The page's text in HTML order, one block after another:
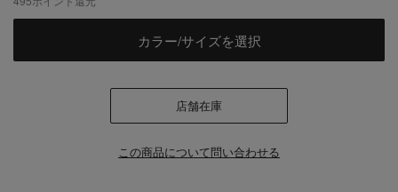
カラー/サイズを選択
店舗在庫
この商品について問い合わせる